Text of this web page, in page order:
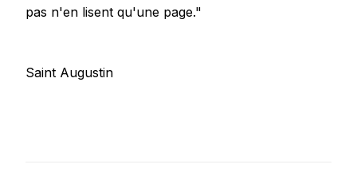
pas n'en lisent qu'une page."
Saint Augustin